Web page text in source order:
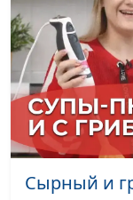
Сырный и